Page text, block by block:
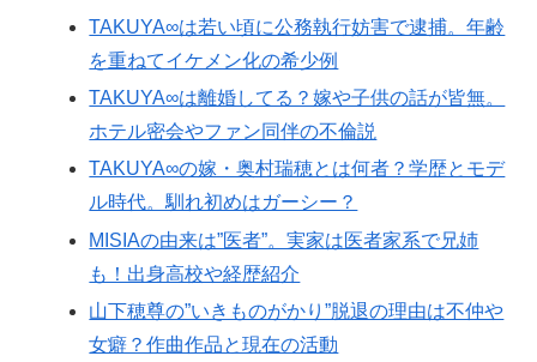
TAKUYA∞は若い頃に公務執行妨害で逮捕。年齢
を重ねてイケメン化の希少例
TAKUYA∞は離婚してる？嫁や子供の話が皆無。
ホテル密会やファン同伴の不倫説
TAKUYA∞の嫁・奥村瑞穂とは何者？学歴とモデ
ル時代。馴れ初めはガーシー？
MISIAの由来は”医者”。実家は医者家系で兄姉
も！出身高校や経歴紹介
山下穂尊の”いきものがかり”脱退の理由は不仲や
女癖？作曲作品と現在の活動